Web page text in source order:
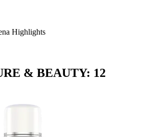
Highlights
& BEAUTY: 12